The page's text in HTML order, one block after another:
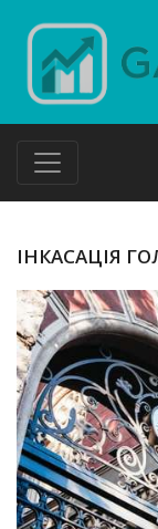
ІНКАСАЦІЯ